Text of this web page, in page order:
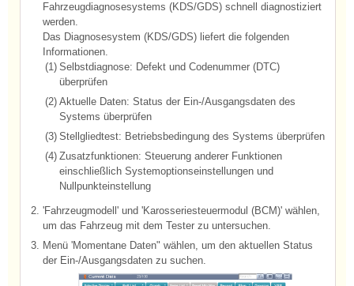
Fahrzeugdiagnosesystems (KDS/GDS) schnell diagnostiziert
werden.
Das Diagnosesystem (KDS/GDS) liefert die folgenden
Informationen.
(1) Selbstdiagnose: Defekt und Codenummer (DTC)
überprüfen
(2) Aktuelle Daten: Status der Ein-/Ausgangsdaten des
Systems überprüfen
(3) Stellgliedtest: Betriebsbedingung des Systems überprüfen
(4) Zusatzfunktionen: Steuerung anderer Funktionen
einschließlich Systemoptionseinstellungen und
Nullpunkteinstellung
2. 'Fahrzeugmodell' und 'Karosseriesteuermodul (BCM)' wählen,
um das Fahrzeug mit dem Tester zu untersuchen.
3. Menü 'Momentane Daten" wählen, um den aktuellen Status
der Ein-/Ausgangsdaten zu suchen.